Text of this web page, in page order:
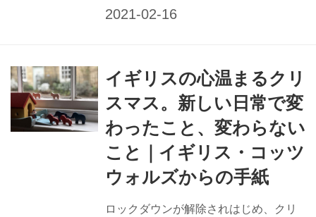
じられる、家族との静かな時間となり
イギリスの心温まるクリ
スマス。新しい日常で変
わったこと、変わらない
こと｜イギリス・コッツ
ウォルズからの手紙
ロックダウンが解除されはじめ、クリ